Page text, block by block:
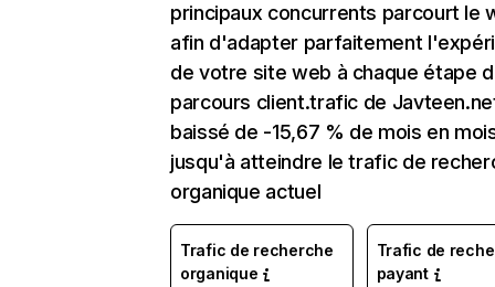
principaux concurrents parcourt le
afin d'adapter parfaitement
de votre site web à chaque étape
parcours client.trafic de
baissé de -15,67 % de mois en
jusqu'à atteindre le trafic de
organique actuel
Trafic de recherche
organique
Trafic de
payant